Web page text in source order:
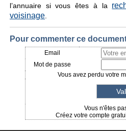
l’annuaire si vous êtes à la
voisinage.
Pour commenter ce
Email
Mot de passe
Vous avez perdu votre
Vous n'êtes
Créez votre compte